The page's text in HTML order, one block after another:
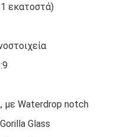
εκατοστά)
με Waterdrop notch
Glass